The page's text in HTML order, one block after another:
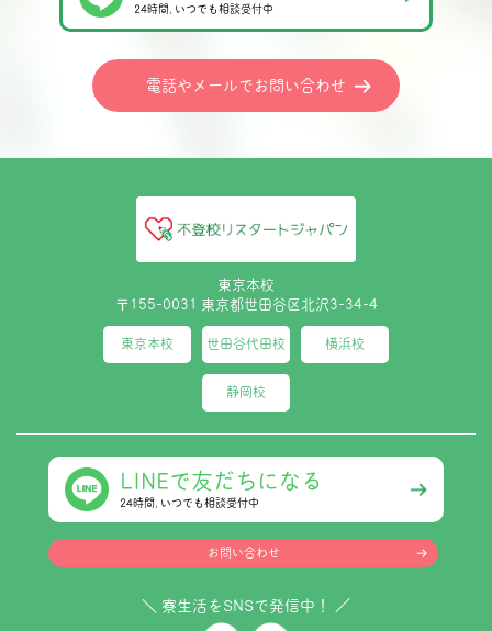
24時間､いつでも相談受付中
電話やメールでお問い合わせ
東京本校
〒155-0031 東京都世田谷区北沢3-34-4
東京本校 世田谷代田校 横浜校
静岡校
LINEで友だちになる
24時間､いつでも相談受付中
お問い合わせ
＼ 寮生活をSNSで発信中！ ／